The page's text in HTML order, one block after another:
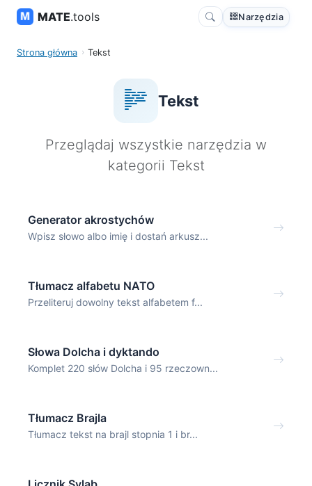
MATE.tools Narzędzia
Strona główna Tekst
Tekst
Przeglądaj wszystkie narzędzia w
kategorii Tekst
Generator akrostychów
Wpisz słowo albo imię i dostań arkusz...
Tłumacz alfabetu NATO
Przeliteruj dowolny tekst alfabetem f...
Słowa Dolcha i dyktando
Komplet 220 słów Dolcha i 95 rzeczown...
Tłumacz Brajla
Tłumacz tekst na brajl stopnia 1 i br...